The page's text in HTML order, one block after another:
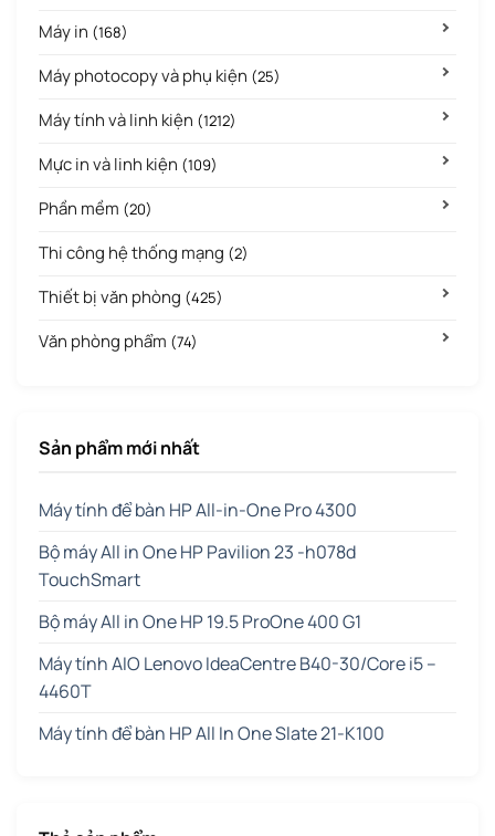
Máy in (168)
Máy photocopy và phụ kiện (25)
Máy tính và linh kiện (1212)
Mực in và linh kiện (109)
Phần mềm (20)
Thi công hệ thống mạng (2)
Thiết bị văn phòng (425)
Văn phòng phẩm (74)
Sản phẩm mới nhất
Máy tính để bàn HP All-in-One Pro 4300
Bộ máy All in One HP Pavilion 23 -h078d
TouchSmart
Bộ máy All in One HP 19.5 ProOne 400 G1
Máy tính AIO Lenovo IdeaCentre B40-30/Core i5 –
4460T
Máy tính để bàn HP All In One Slate 21-K100